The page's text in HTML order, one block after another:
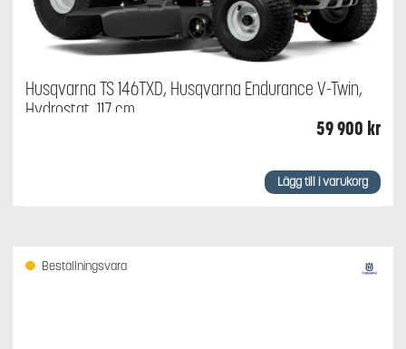
Husqvarna TS 146TXD, Husqvarna Endurance V-Twin,
Hydrostat, 117 cm
59 900 kr
Lägg till i varukorg
Beställningsvara